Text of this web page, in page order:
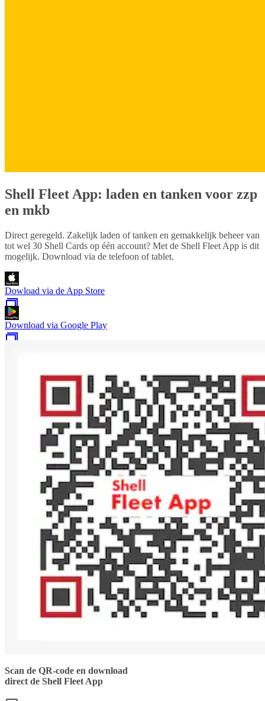
Shell Fleet App: laden en tanken voor zzp
en mkb
Direct geregeld. Zakelijk laden of tanken en gemakkelijk beheer van
tot wel 30 Shell Cards op één account? Met de Shell Fleet App is dit
mogelijk. Download via de telefoon of tablet.
Dowload via de App Store
Download via Google Play
Scan de QR-code en download
direct de Shell Fleet App